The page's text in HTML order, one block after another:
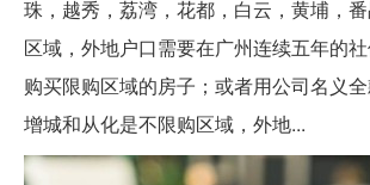
珠，越秀，荔湾，花都，白云，黄埔，
区域，外地户口需要在广州连续五年的
购买限购区域的房子；或者用公司名义全
增城和从化是不限购区域，外地...